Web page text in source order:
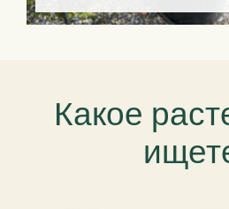
Какое